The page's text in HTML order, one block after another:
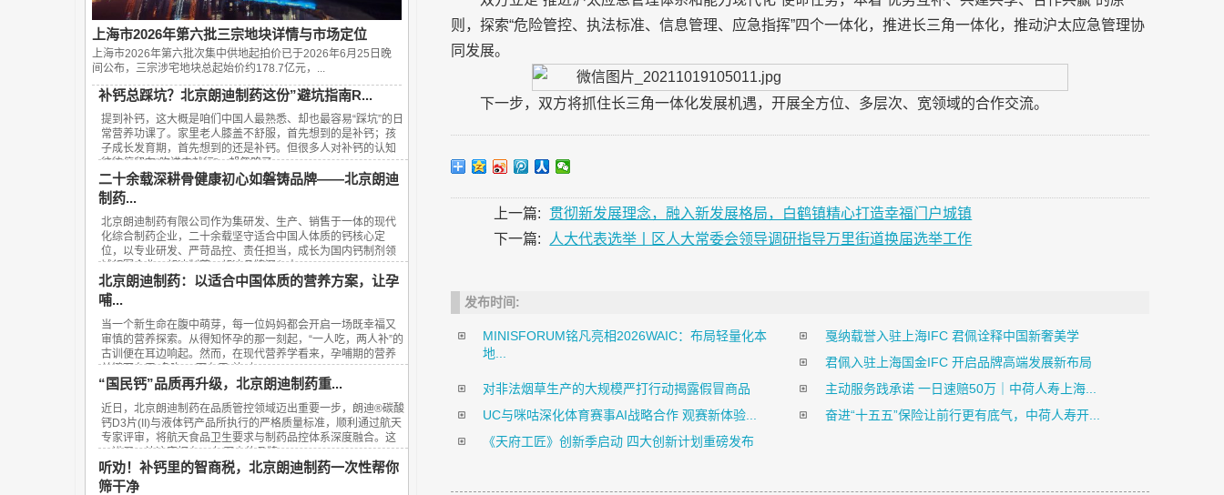
上海市2026年第六批三宗地块详情与市场定位
上海市2026年第六批次集中供地起拍价已于2026年6月25日晚
间公布，‌三宗涉宅地块总起始价约178.7亿元‌，...
补钙总踩坑？北京朗迪制药这份”避坑指南R...
提到补钙，这大概是咱们中国人最熟悉、却也最容易“踩坑”的日
常营养功课了。家里老人膝盖不舒服，首先想到的是补钙；孩
子成长发育期，首先想到的还是补钙。但很多人对补钙的认知
往往停留在“吃进去就行”，却忽略了...
二十余载深耕骨健康初心如磐铸品牌——北京朗迪
制药...
北京朗迪制药有限公司作为集研发、生产、销售于一体的现代
化综合制药企业，二十余载坚守适合中国人体质的钙核心定
位，以专业研发、严苛品控、责任担当，成长为国内钙制剂领
域领军企业，朗迪制药、朗迪品牌深入人...
北京朗迪制药：以适合中国体质的营养方案，让孕
哺...
当一个新生命在腹中萌芽，每一位妈妈都会开启一场既幸福又
审慎的营养探索。从得知怀孕的那一刻起，“一人吃，两人补”的
古训便在耳边响起。然而，在现代营养学看来，孕哺期的营养
关键不在于“多吃”，而在于“补对”。...
“国民钙”品质再升级，北京朗迪制药重...
近日，北京朗迪制药在品质管控领域迈出重要一步，朗迪®碳酸
钙D3片(II)与液体钙产品所执行的严格质量标准，顺利通过航天
专家评审，将航天食品卫生要求与制药品控体系深度融合。这
一进展，让这家拥有23年历史的品牌...
听劝！补钙里的智商税，北京朗迪制药一次性帮你
筛干净
则，探索“危险管控、执法标准、信息管理、应急指挥”四个一体化，推进长三角一体化，推动沪太应急管理协
同发展。
下一步，双方将抓住长三角一体化发展机遇，开展全方位、多层次、宽领域的合作交流。
上一篇:
贯彻新发展理念，融入新发展格局，白鹤镇精心打造幸福门户城镇
下一篇:
人大代表选举丨区人大常委会领导调研指导万里街道换届选举工作
发布时间:
MINISFORUM铭凡亮相2026WAIC：布局轻量化本
地...
戛纳载誉入驻上海IFC 君佩诠释中国新奢美学
君佩入驻上海国金IFC 开启品牌高端发展新布局
对非法烟草生产的大规模严打行动揭露假冒商品
主动服务践承诺 一日速赔50万｜中荷人寿上海...
UC与咪咕深化体育赛事AI战略合作 观赛新体验...
奋进“十五五”保险让前行更有底气，中荷人寿开...
《天府工匠》创新季启动 四大创新计划重磅发布